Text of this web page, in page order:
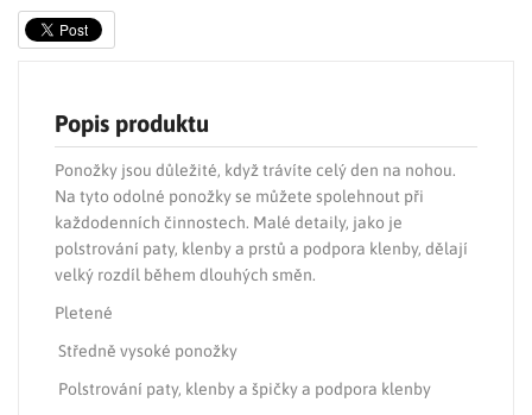
Popis produktu
Ponožky jsou důležité, když trávíte celý den na nohou.
Na tyto odolné ponožky se můžete spolehnout při
každodenních činnostech. Malé detaily, jako je
polstrování paty, klenby a prstů a podpora klenby, dělají
velký rozdíl během dlouhých směn.
Pletené
Středně vysoké ponožky
Polstrování paty, klenby a špičky a podpora klenby